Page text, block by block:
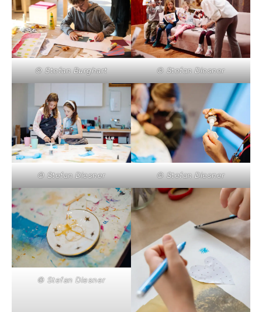
© Stefan Burghart © Stefan Diesner
© Stefan Diesner © Stefan Diesner
© Stefan Diesner